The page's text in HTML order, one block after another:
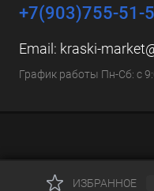
+7(903)755-51-
Email: kraski-
График работы Пн-Сб: с
ИЗБРАННОЕ